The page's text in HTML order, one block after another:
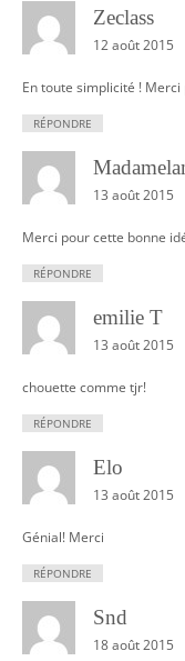
Zeclass
12 août 2015
En toute simplicité !
RÉPONDRE
13 août 2015
Merci pour cette bonne
RÉPONDRE
emilie T
13 août 2015
chouette comme tjr!
RÉPONDRE
Elo
13 août 2015
Génial! Merci
RÉPONDRE
Snd
18 août 2015